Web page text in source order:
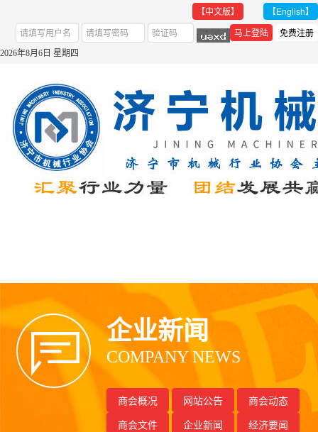
【中文版】 【English】
2026年8月6日 星期四
企业新闻
COMPANY NEWS
商会概况 网站公告
商会动态
商会文件
企业新闻
经济要闻